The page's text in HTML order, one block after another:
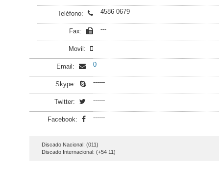
Teléfono: 4586 0679
Fax: ---
Movil:
Email: 0
Skype: ------
Twitter: ------
Facebook: ------
Discado Nacional: (011)
Discado Internacional: (+54 11)